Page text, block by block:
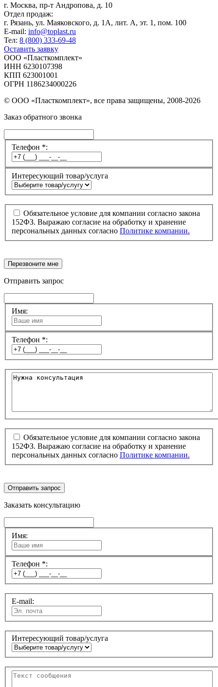
г. Москва, пр-т Андропова, д. 10
Отдел продаж:
г. Рязань, ул. Маяковского, д. 1А, лит. А, эт. 1, пом. 100
E-mail: info@toplast.ru
Тел: 8 (800) 333-69-48
Оставить заявку
ООО «Пласткомплект»
ИНН 6230107398
КПП 623001001
ОГРН 1186234000226
© ООО «Пласткомплект», все права защищены, 2008-2026
Заказ обратного звонка
Телефон *:
Интересующий товар/услуга
Обязательное условие для компании согласно закона
152ФЗ. Выражаю согласие на обработку и хранение
персональных данных согласно Политике компании.
Перезвоните мне
Отправить запрос
Имя:
Телефон *:
Обязательное условие для компании согласно закона
152ФЗ. Выражаю согласие на обработку и хранение
персональных данных согласно Политике компании.
Отправить запрос
Заказать консультацию
Имя:
Телефон *:
E-mail:
Интересующий товар/услуга